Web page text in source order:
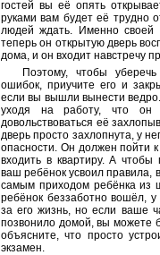
гостей вы её опять
руками вам будет её трудно
людей ждать. Именно своей
теперь он открытую дверь
дома, и он входит навстречу
Поэтому, чтобы
ошибок, приучите его и
если вы вышли вынести
уходя на работу, что он
довольствоваться её
дверь просто захлопнута, у
опасности. Он должен пойти
входить в квартиру. А
ваш ребёнок усвоил правила,
самым приходом ребёнка из
ребёнок беззаботно вошёл, у
за его жизнь, но если ваше
позвонило домой, вы можете
объясните, что просто
экзамен.